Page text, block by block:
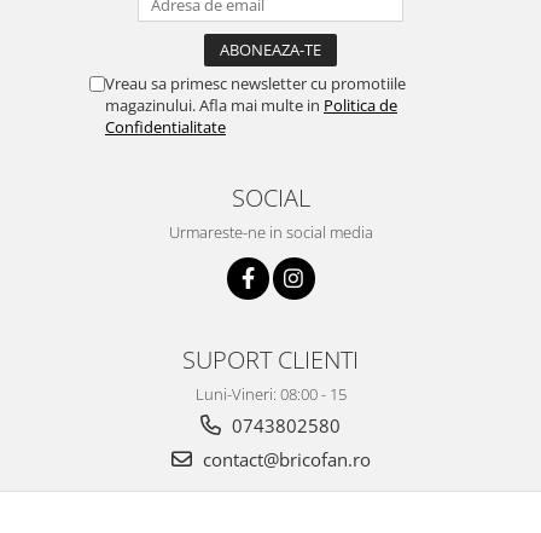
Masini tocat carne electrice
Oale si Cratite
Oale sub presiune
Stații încărcare vehicule electrice
Compresoare auto si pompe
Vreau sa primesc newsletter cu promotiile
magazinului. Afla mai multe in Politica de
Confidentialitate
SOCIAL
Urmareste-ne in social media
SUPORT CLIENTI
Luni-Vineri: 08:00 - 15
0743802580
contact@bricofan.ro